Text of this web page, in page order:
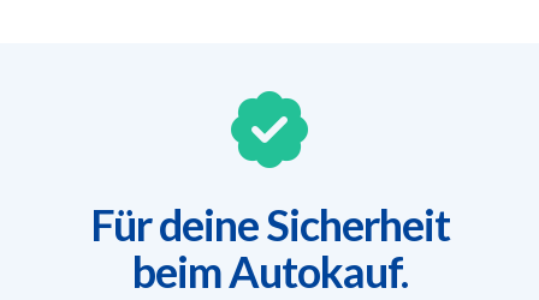
Für deine Sicherheit
beim Autokauf.